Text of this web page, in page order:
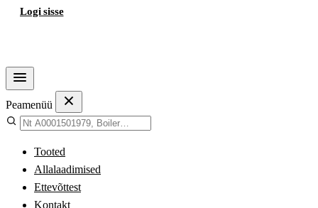
Logi sisse
Peamenüü
Tooted
Allalaadimised
Ettevõttest
Kontakt